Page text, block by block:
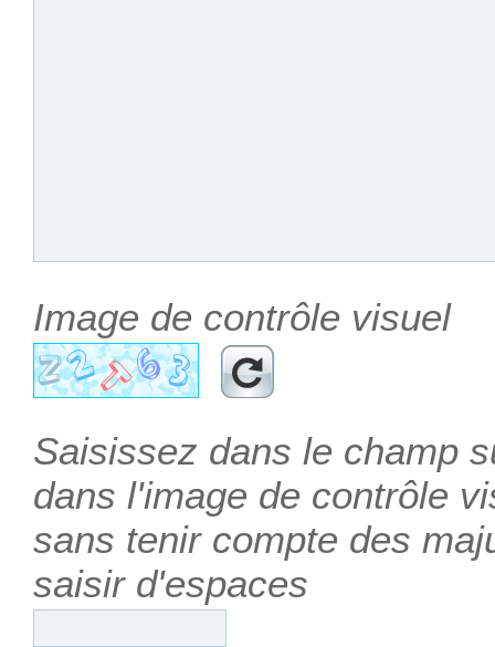
Image de contrôle visuel
Saisissez dans le champ
dans l'image de contrôle
sans tenir compte des
saisir d'espaces